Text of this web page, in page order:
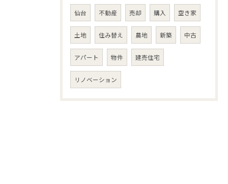
仙台 不動産 売却 購入 空き家
土地 住み替え 農地 新築 中古
アパート 物件 建売住宅
リノベーション